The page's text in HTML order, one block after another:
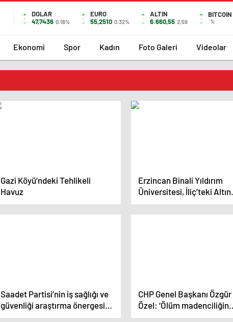
DOLAR
47,7436 0.18%
EURO
55,2510 0.32%
ALTIN
6.660,55 2,59
BITCOIN
%
Ekonomi Spor Kadın Foto Galeri Videolar
Gazi Köyü’ndeki Tehlikeli
Havuz
Erzincan Binali Yıldırım
Üniversitesi, İliç’teki Altın
Madeni Ocağının Çevresel
Etkilerini Araştırıyor
Saadet Partisi’nin iş sağlığı ve
güvenliği araştırma önergesi
reddedildi
CHP Genel Başkanı Özgür
Özel: ‘Ölüm madenciliğin
fıtratında var’ demek